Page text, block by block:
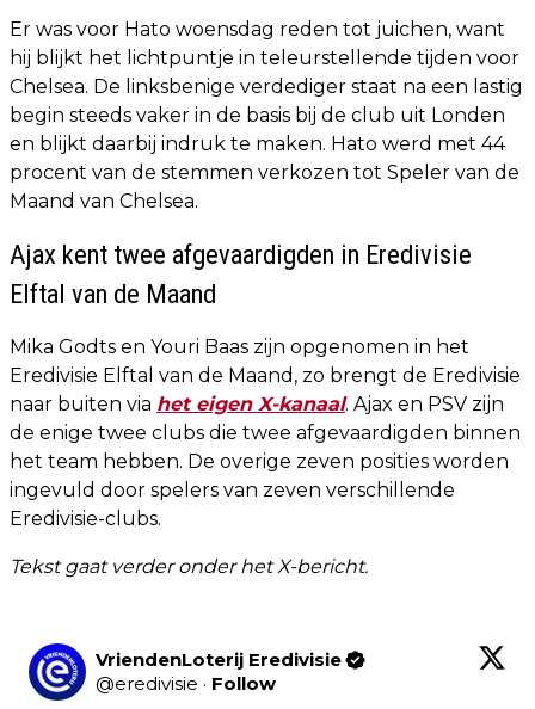
Er was voor Hato woensdag reden tot juichen, want
hij blijkt het lichtpuntje in teleurstellende tijden voor
Chelsea. De linksbenige verdediger staat na een lastig
begin steeds vaker in de basis bij de club uit Londen
en blijkt daarbij indruk te maken. Hato werd met 44
procent van de stemmen verkozen tot Speler van de
Maand van Chelsea.
Ajax kent twee afgevaardigden in Eredivisie
Elftal van de Maand
Mika Godts en Youri Baas zijn opgenomen in het
Eredivisie Elftal van de Maand, zo brengt de Eredivisie
naar buiten via het eigen X-kanaal. Ajax en PSV zijn
de enige twee clubs die twee afgevaardigden binnen
het team hebben. De overige zeven posities worden
ingevuld door spelers van zeven verschillende
Eredivisie-clubs.
Tekst gaat verder onder het X-bericht.
VriendenLoterij Eredivisie
@eredivisie · Follow